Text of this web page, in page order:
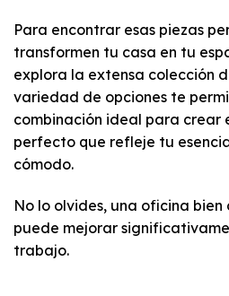
Para encontrar esas piezas
transformen tu casa en tu
explora la extensa colección
variedad de opciones te
combinación ideal para crear
perfecto que refleje tu
cómodo.
No lo olvides, una oficina
puede mejorar
trabajo.